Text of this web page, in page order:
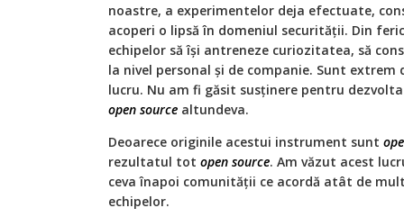
noastre, a experimentelor deja efectuate,
acoperi o lipsă în domeniul securității. Din
echipelor să își antreneze curiozitatea, să
la nivel personal și de companie. Sunt
lucru. Nu am fi găsit susținere pentru
open source altundeva.
Deoarece originile acestui instrument sunt
rezultatul tot open source. Am văzut acest
ceva înapoi comunității ce acordă atât de
echipelor.